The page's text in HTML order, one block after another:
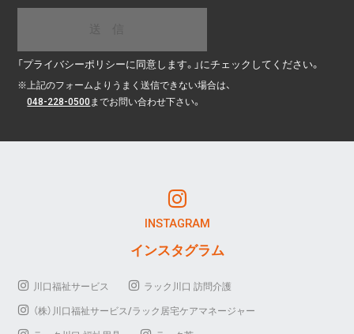
「プライバシーポリシーに同意します。」にチェックしてください。
※上記のフォームよりうまく送信できない場合は、
048-228-0500までお問い合わせ下さい。
INSTAGRAM
インスタグラム
川口福祉サービス
ラック川口 訪問介護
（株）川口福祉サービス/ラック居宅ケアマネージャー